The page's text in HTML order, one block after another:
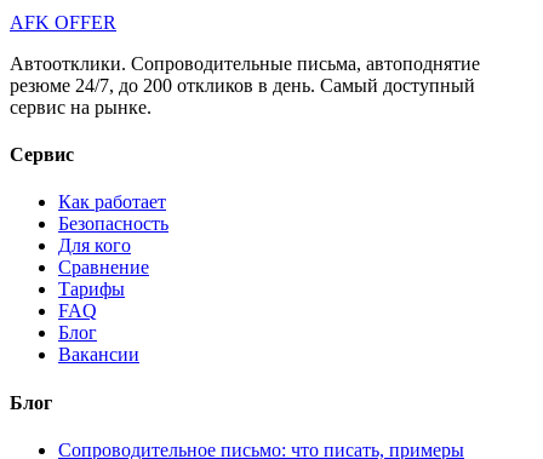
AFK OFFER
Автоотклики. Сопроводительные письма, автоподнятие
резюме 24/7, до 200 откликов в день. Самый доступный
сервис на рынке.
Сервис
Как работает
Безопасность
Для кого
Сравнение
Тарифы
FAQ
Блог
Вакансии
Блог
Сопроводительное письмо: что писать, примеры